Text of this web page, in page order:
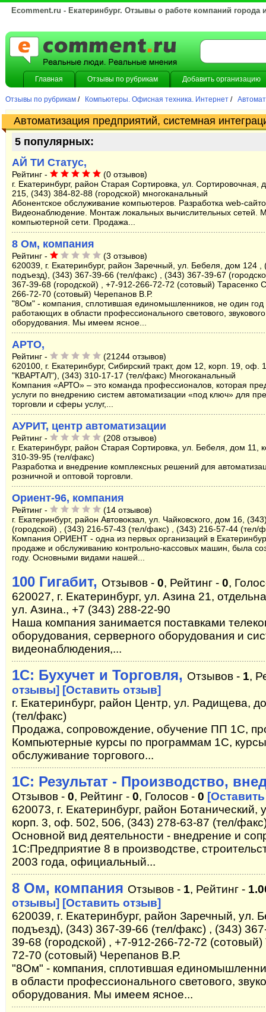
Ecomment.ru - Екатеринбург. Отзывы о работе компаний города
Главная Отзывы по рубрикам Добавить организацию
Отзывы по рубрикам / Компьютеры. Офисная техника. Интернет /
Автоматизация предприятий, системная
5 популярных:
АЙ ТИ Статус,
Рейтинг -
(0 отзывов)
г. Екатеринбург, район Старая Сортировка, ул.
215, (343) 384-82-88 (городской) многоканальный
Абонентское обслуживание компьютеров. Разработка web-
Видеонаблюдение. Монтаж локальных вычислительных сетей.
компьютерной сети. Продажа...
8 Ом, компания
Рейтинг -
(3 отзывов)
620039, г. Екатеринбург, район Заречный, ул. Бебеля, дом 124 ,
подъезд), (343) 367-39-66 (тел/факс) , (343) 367-39-67
367-39-68 (городской) , +7-912-266-72-72 (сотовый) Тарасенко
266-72-70 (сотовый) Черепанов В.Р.
"8Ом" - компания, сплотившая единомышленников, не один год
работающих в области профессионального светового,
оборудования. Мы имеем ясное...
АРТО,
Рейтинг -
(21244 отзывов)
620100, г. Екатеринбург, Сибирский тракт, дом 12, корп. 19, оф.
"КВАРТАЛ"), (343) 310-17-17 (тел/факс) Многоканальный
Компания «АРТО» – это команда профессионалов, которая
услуги по внедрению систем автоматизации «под ключ» для
торговли и сферы услуг,...
АУРИТ, центр автоматизации
Рейтинг -
(208 отзывов)
г. Екатеринбург, район Старая Сортировка, ул. Бебеля, дом 11,
310-39-95 (тел/факс)
Разработка и внедрение комплексных решений для
розничной и оптовой торговли.
Ориент-96, компания
Рейтинг -
(14 отзывов)
г. Екатеринбург, район Автовокзал, ул. Чайковского, дом 16,
(городской) , (343) 216-57-43 (тел/факс) , (343) 216-57-44 (тел/
Компания ОРИЕНТ - одна из первых организаций в
продаже и обслуживанию контрольно-кассовых машин, была
году. Основными видами нашей...
100 Гигабит, Отзывов - 0, Рейтинг - 0,
620027, г. Екатеринбург, ул. Азина 21,
ул. Азина., +7 (343) 288-22-90
Наша компания занимается поставками
оборудования, серверного оборудования и
видеонаблюдения,...
1С: Бухучет и Торговля, Отзывов - 1,
отзывы] [Оставить отзыв]
г. Екатеринбург, район Центр, ул. Радищева,
(тел/факс)
Продажа, сопровождение, обучение ПП 1С,
Компьютерные курсы по программам 1C,
обслуживание торгового...
1С: Результат - Производство,
Отзывов - 0, Рейтинг - 0, Голосов - 0
620073, г. Екатеринбург, район
корп. 3, оф. 502, 506, (343) 278-63-87 (тел/
Основной вид деятельности - внедрение и
1С:Предприятие 8 в производстве,
2003 года, официальный...
8 Ом, компания Отзывов - 1, Рейтинг -
отзывы] [Оставить отзыв]
620039, г. Екатеринбург, район Заречный, ул.
подъезд), (343) 367-39-66 (тел/факс) , (343)
39-68 (городской) , +7-912-266-72-72
72-70 (сотовый) Черепанов В.Р.
"8Ом" - компания, сплотившая
в области профессионального светового,
оборудования. Мы имеем ясное...